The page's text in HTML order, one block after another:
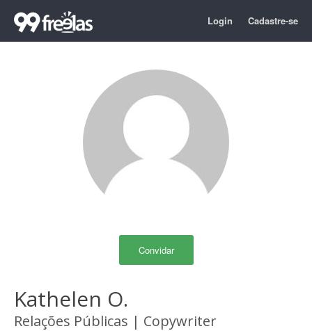
Login Cadastre-se
Convidar
Kathelen O.
Relações Públicas | Copywriter